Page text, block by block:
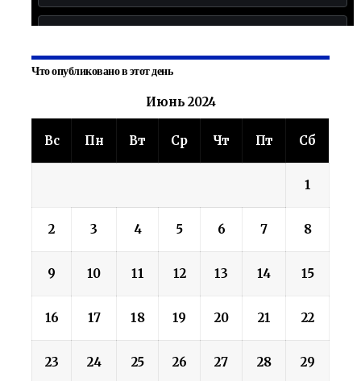
Что опубликовано в этот день
Июнь 2024
Вс Пн Вт Ср Чт Пт Сб
1
2 3 4 5 6 7 8
9 10 11 12 13 14 15
16 17 18 19 20 21 22
23 24 25 26 27 28 29